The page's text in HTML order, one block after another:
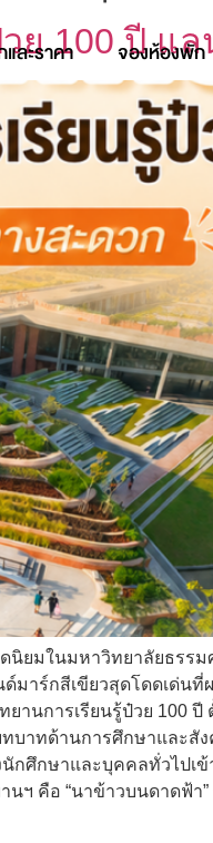
ละราคา จองห้องพัก
ย 100 ปี แ
ยมในมหาวิทยาลัยธรร
ด์มาร์กสีเขียวสุดโดดเด่
านการเรียนรู้ป๋วย 100
าทด้านการศึกษาและสั
ศึกษาและบุคคลทั่วไปเข้
นฯ คือ “นาข้าวบนดาดฟ้